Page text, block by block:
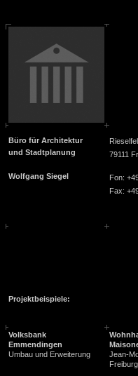
Büro für Architektur
und Stadtplanung
Wolfgang Siegel
79111
Fon:
Fax:
Projektbeispiele:
Volksbank
Emmendingen
Umbau und Erweiterung
Jean-
Freiburg